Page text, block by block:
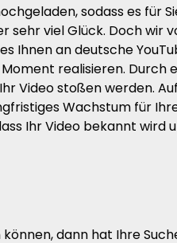
sodass es für
viel Glück. Doch wir
Ihnen an deutsche
realisieren. Durch
Video stoßen werden.
Wachstum für
Ihr Video bekannt wird
dann hat Ihre